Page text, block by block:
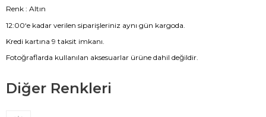
Renk : Altın
12:00‘e kadar verilen siparişleriniz aynı gün kargoda.
Kredi kartına 9 taksit imkanı.
Fotoğraflarda kullanılan aksesuarlar ürüne dahil değildir.
Diğer Renkleri